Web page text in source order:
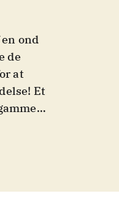
ond
de
at
Et
Mest